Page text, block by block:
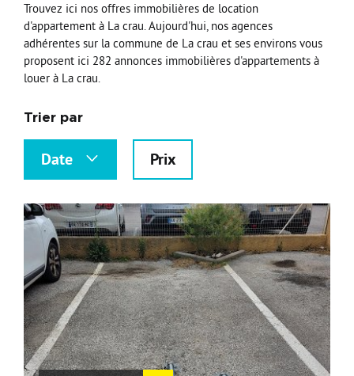
Nos Métiers
Trouvez ici nos offres immobilières de location
d'appartement à La crau. Aujourd'hui, nos agences
adhérentes sur la commune de La crau et ses environs vous
proposent ici 282 annonces immobilières d'appartements à
louer à La crau.
Trier par
Date Prix
Référence
Affiner